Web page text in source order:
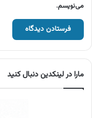
می‌نویسم.
مارا در لینکدین دنبال کنید